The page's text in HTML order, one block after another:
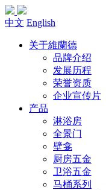
中文 English
关于維蘭德
品牌介绍
发展历程
荣誉资质
企业宣传片
产品
淋浴房
全景门
壁龛
厨房五金
卫浴五金
马桶系列